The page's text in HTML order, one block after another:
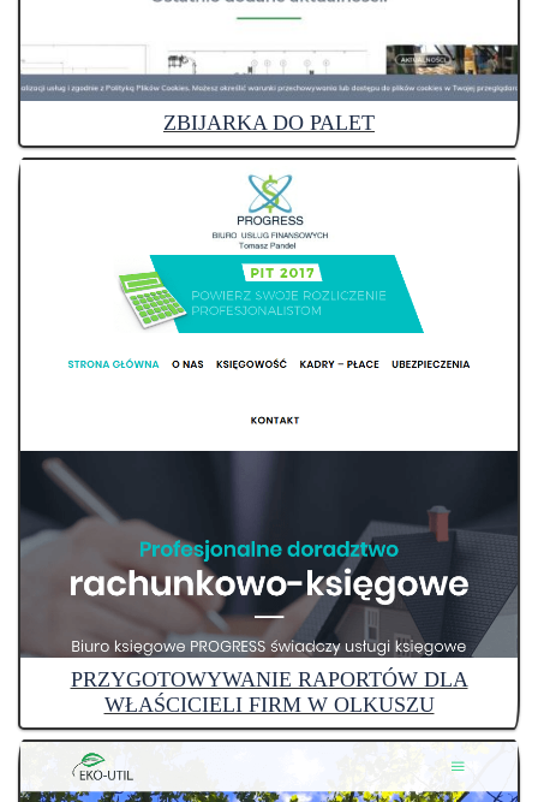
ZBIJARKA DO PALET
PRZYGOTOWYWANIE RAPORTÓW DLA
WŁAŚCICIELI FIRM W OLKUSZU